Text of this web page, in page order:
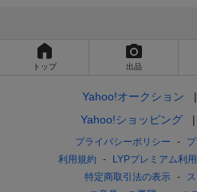
トップ 出品
Yahoo!オークション
Yahoo!ショッピング
プライバシーポリシー
利用規約
LYPプレミアム利
特定商取引法の表示